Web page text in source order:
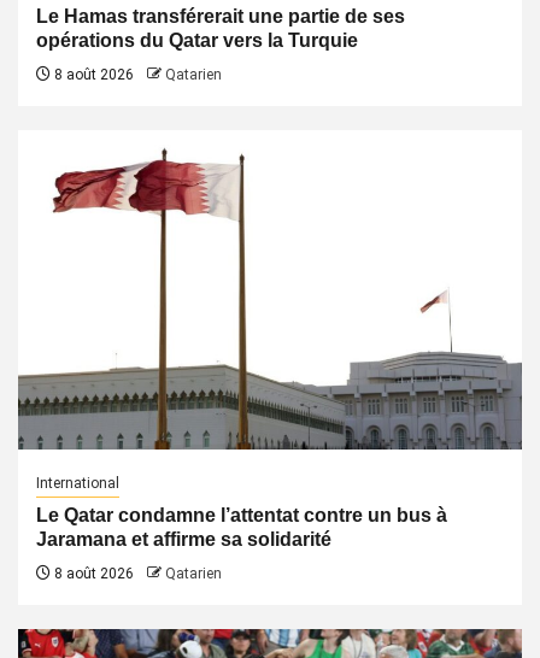
Le Hamas transférerait une partie de ses
opérations du Qatar vers la Turquie
8 août 2026 Qatarien
International
Le Qatar condamne l’attentat contre un bus à
Jaramana et affirme sa solidarité
8 août 2026 Qatarien